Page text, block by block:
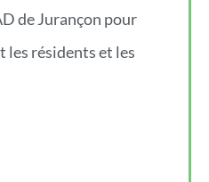
de Jurançon pour
les résidents et les